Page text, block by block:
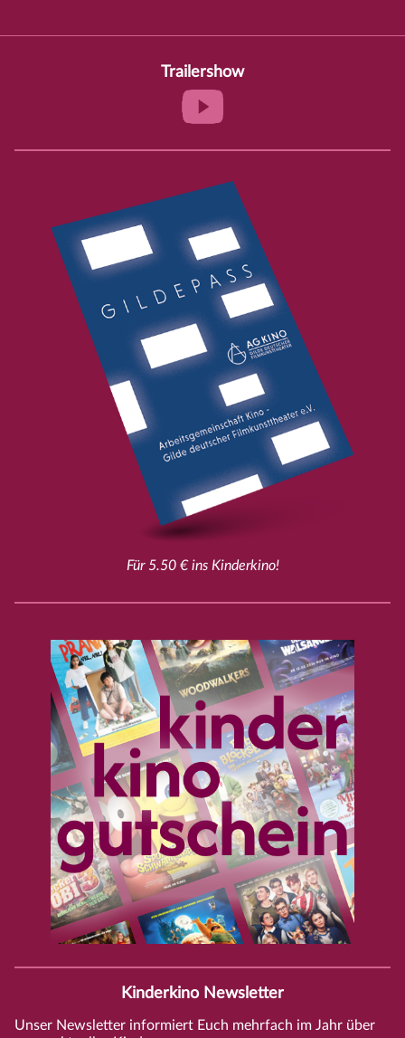
Trailershow
Für 5.50 € ins Kinderkino!
Kinderkino Newsletter
Unser Newsletter informiert Euch mehrfach im Jahr über